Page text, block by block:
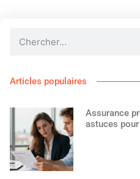
Articles populaires
Assurance
astuces